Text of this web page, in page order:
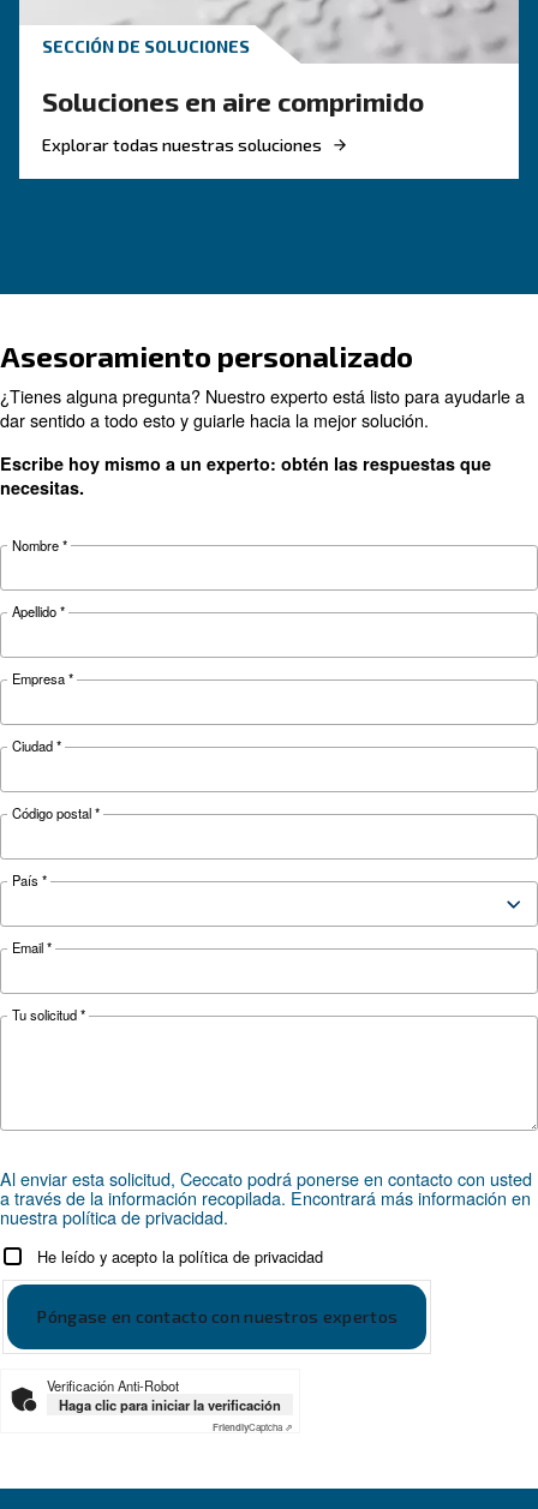
CONOZCA EL AIRE COMPRIMIDO
Comprender nuestras
soluciones
Si no necesita un suministro constante de aire
comprimido, un compresor de pistón puede
También son pequeñas, compactas y
¿Busca el producto adecuado
su aplicación?